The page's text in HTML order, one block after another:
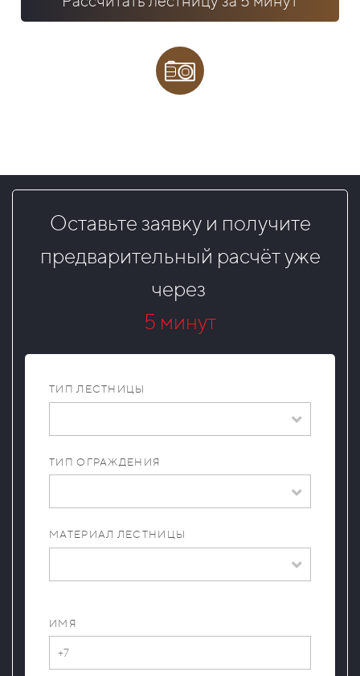
Оставьте заявку и получите
предварительный расчёт уже
через
5 минут
ТИП ЛЕСТНИЦЫ
ТИП ОГРАЖДЕНИЯ
МАТЕРИАЛ ЛЕСТНИЦЫ
ИМЯ